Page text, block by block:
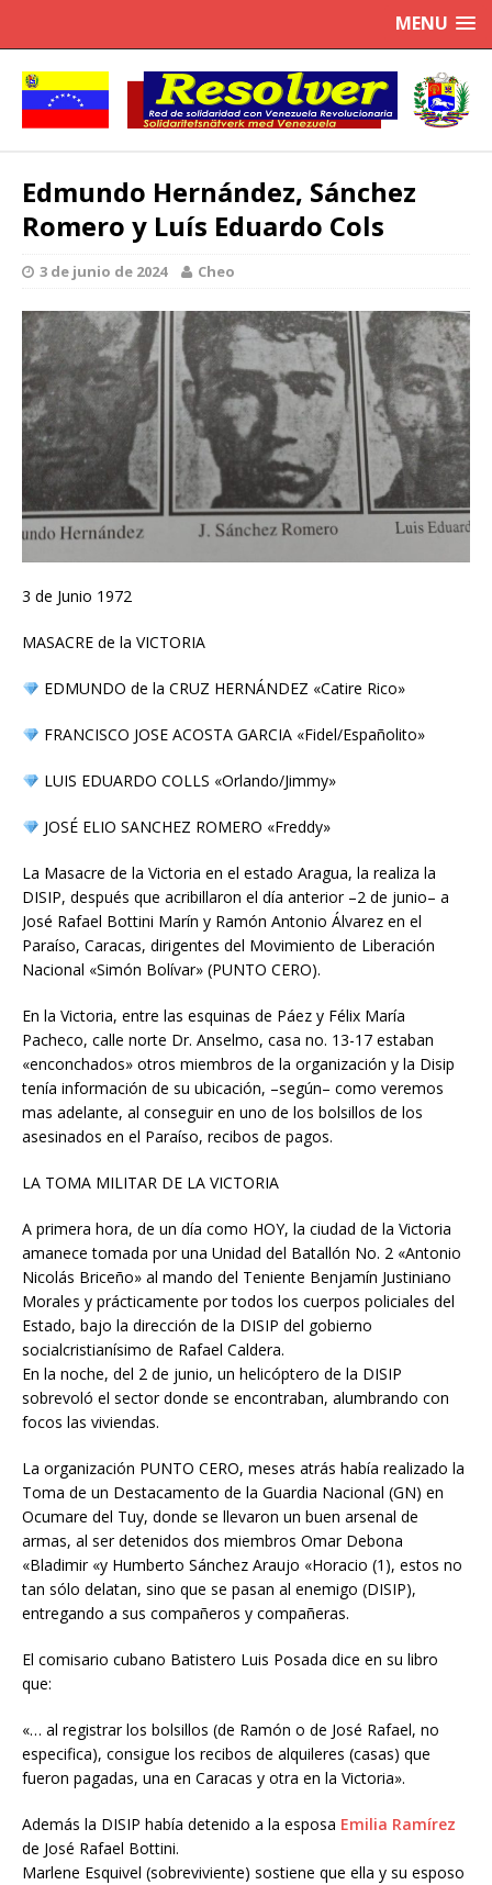
MENU
Edmundo Hernández, Sánchez
Romero y Luís Eduardo Cols
3 de junio de 2024 Cheo
3 de Junio 1972
MASACRE de la VICTORIA
EDMUNDO de la CRUZ HERNÁNDEZ «Catire Rico»
FRANCISCO JOSE ACOSTA GARCIA «Fidel/Españolito»
LUIS EDUARDO COLLS «Orlando/Jimmy»
JOSÉ ELIO SANCHEZ ROMERO «Freddy»
La Masacre de la Victoria en el estado Aragua, la realiza la
DISIP, después que acribillaron el día anterior –2 de junio– a
José Rafael Bottini Marín y Ramón Antonio Álvarez en el
Paraíso, Caracas, dirigentes del Movimiento de Liberación
Nacional «Simón Bolívar» (PUNTO CERO).
En la Victoria, entre las esquinas de Páez y Félix María
Pacheco, calle norte Dr. Anselmo, casa no. 13-17 estaban
«enconchados» otros miembros de la organización y la Disip
tenía información de su ubicación, –según– como veremos
mas adelante, al conseguir en uno de los bolsillos de los
asesinados en el Paraíso, recibos de pagos.
LA TOMA MILITAR DE LA VICTORIA
A primera hora, de un día como HOY, la ciudad de la Victoria
amanece tomada por una Unidad del Batallón No. 2 «Antonio
Nicolás Briceño» al mando del Teniente Benjamín Justiniano
Morales y prácticamente por todos los cuerpos policiales del
Estado, bajo la dirección de la DISIP del gobierno
socialcristianísimo de Rafael Caldera.
En la noche, del 2 de junio, un helicóptero de la DISIP
sobrevoló el sector donde se encontraban, alumbrando con
focos las viviendas.
La organización PUNTO CERO, meses atrás había realizado la
Toma de un Destacamento de la Guardia Nacional (GN) en
Ocumare del Tuy, donde se llevaron un buen arsenal de
armas, al ser detenidos dos miembros Omar Debona
«Bladimir «y Humberto Sánchez Araujo «Horacio (1), estos no
tan sólo delatan, sino que se pasan al enemigo (DISIP),
entregando a sus compañeros y compañeras.
El comisario cubano Batistero Luis Posada dice en su libro
que:
«… al registrar los bolsillos (de Ramón o de José Rafael, no
especifica), consigue los recibos de alquileres (casas) que
fueron pagadas, una en Caracas y otra en la Victoria».
Además la DISIP había detenido a la esposa Emilia Ramírez
de José Rafael Bottini.
Marlene Esquivel (sobreviviente) sostiene que ella y su esposo